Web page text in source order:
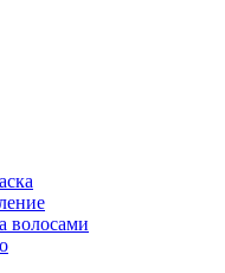
волосами